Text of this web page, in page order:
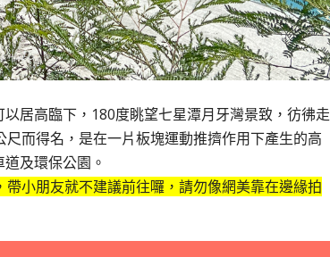
居高臨下，180度眺望七星潭月牙灣景致，彷彿走
而得名，是在一片板塊運動推擠作用下產生的高
及環保公園。
小朋友就不建議前往囉，請勿像網美靠在邊緣拍